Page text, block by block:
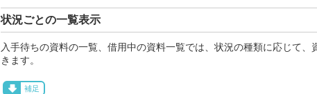
状況ごとの一覧表示
入手待ちの資料の一覧、借用中の資料一覧では、状況の種類に応じて
きます。
補足